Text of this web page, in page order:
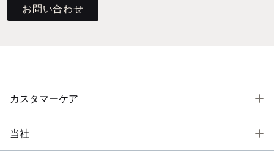
お問い合わせ
カスタマーケア
当社